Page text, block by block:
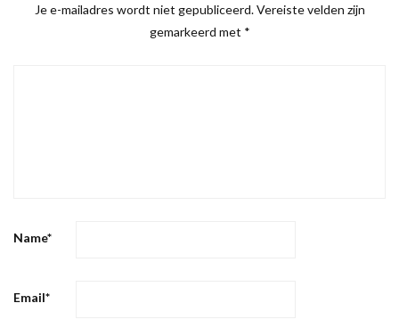
Je e-mailadres wordt niet gepubliceerd. Vereiste velden zijn
gemarkeerd met *
Name*
Email*